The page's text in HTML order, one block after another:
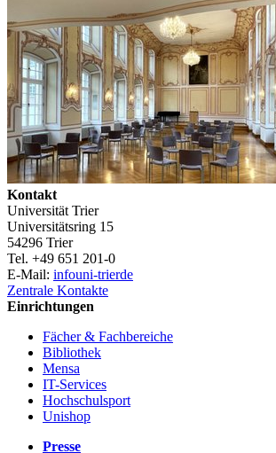
Kontakt
Universität Trier
Universitätsring 15
54296 Trier
Tel. +49 651 201-0
E-Mail: infouni-trierde
Zentrale Kontakte
Einrichtungen
Fächer & Fachbereiche
Bibliothek
Mensa
IT-Services
Hochschulsport
Unishop
Presse